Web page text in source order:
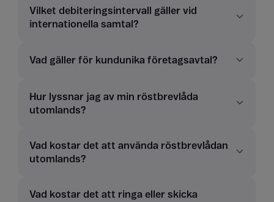
Vilket debiteringsintervall gäller vid
internationella samtal?
Vad gäller för kundunika företagsavtal?
Hur lyssnar jag av min röstbrevlåda
utomlands?
Vad kostar det att använda röstbrevlådan
utomlands?
Vad kostar det att ringa eller skicka